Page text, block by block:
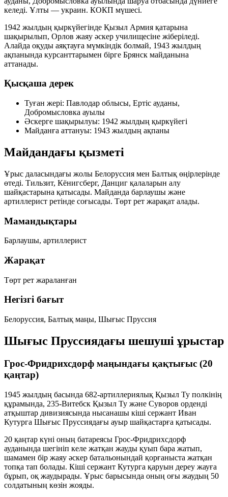
келеді. Ұлты — украин. КОКП мүшесі.
1942 жылдың қыркүйегінде Қызыл Армия қатарына
шақырылып, Орлов жаяу әскер училищесіне жіберіледі.
Алайда оқуды аяқтауға мүмкіндік болмай, 1943 жылдың
ақпанында курсанттарымен бірге Брянск майданына
аттанады.
Қысқаша дерек
Туған жері: Павлодар облысы, Ертіс ауданы,
Добромысловка ауылы
Әскерге шақырылуы: 1942 жылдың қыркүйегі
Майданға аттануы: 1943 жылдың ақпаны
Майдандағы қызметі
Ұрыс даласындағы жолы Белоруссия мен Балтық өңірлерінде
өтеді. Тильзит, Кёнигсберг, Данциг қалаларын алу
шайқастарына қатысады. Майданда барлаушы және
артиллерист ретінде соғысады. Төрт рет жарақат алады.
Мамандықтары
Барлаушы, артиллерист
Жарақат
Төрт рет жараланған
Негізгі бағыт
Белоруссия, Балтық маңы, Шығыс Пруссия
Шығыс Пруссиядағы шешуші ұрыстар
Грос-Фридрихсдорф маңындағы қақтығыс (20
қаңтар)
1945 жылдың басында 682-артиллериялық Қызыл Ту полкінің
құрамында, 235-Витебск Қызыл Ту және Суворов орденді
атқыштар дивизиясында нысанашы кіші сержант Иван
Кутурга Шығыс Пруссиядағы ауыр шайқастарға қатысады.
20 қаңтар күні оның батареясы Грос-Фридрихсдорф
ауданында шегініп келе жатқан жауды қуып бара жатып,
шамамен бір жаяу әскер батальонындай қорғаныста жатқан
топқа тап болады. Кіші сержант Кутурга қаруын дереу жауға
бұрып, оқ жаудырады. Ұрыс барысында оның оғы жаудың 50
солдатының көзін жояды.